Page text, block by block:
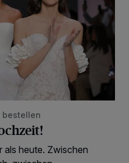
bestellen
als heute. Zwischen